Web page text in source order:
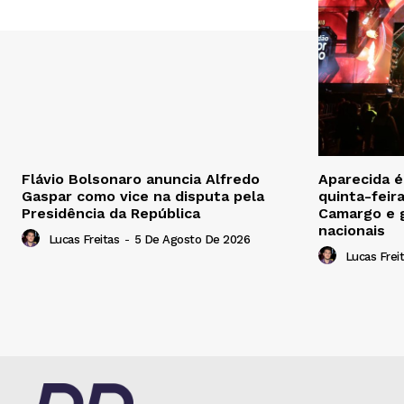
Flávio Bolsonaro anuncia Alfredo
Gaspar como vice na disputa pela
Presidência da República
Lucas Freitas - 5 De Agosto De 2026
Aparecida
quinta-
Camargo e
nacionais
Lucas